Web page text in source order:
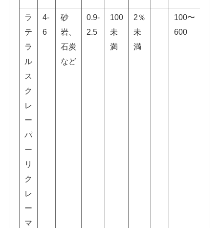
ラ
テ
ラ
ル
ス
ク
レ
ー
パ
ー
リ
ク
レ
ー
マ
4-
6
砂
岩、
石炭
など
0.9-
2.5
100
未
満
2％
未
満
100〜
600